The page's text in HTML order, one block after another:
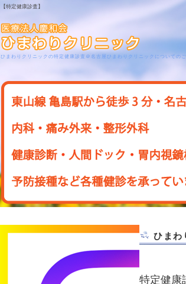
【特定健康診査】
ひまわりクリニックの特定健康診査＠名古屋ひまわりクリニックについての
ひまわ
特定健康